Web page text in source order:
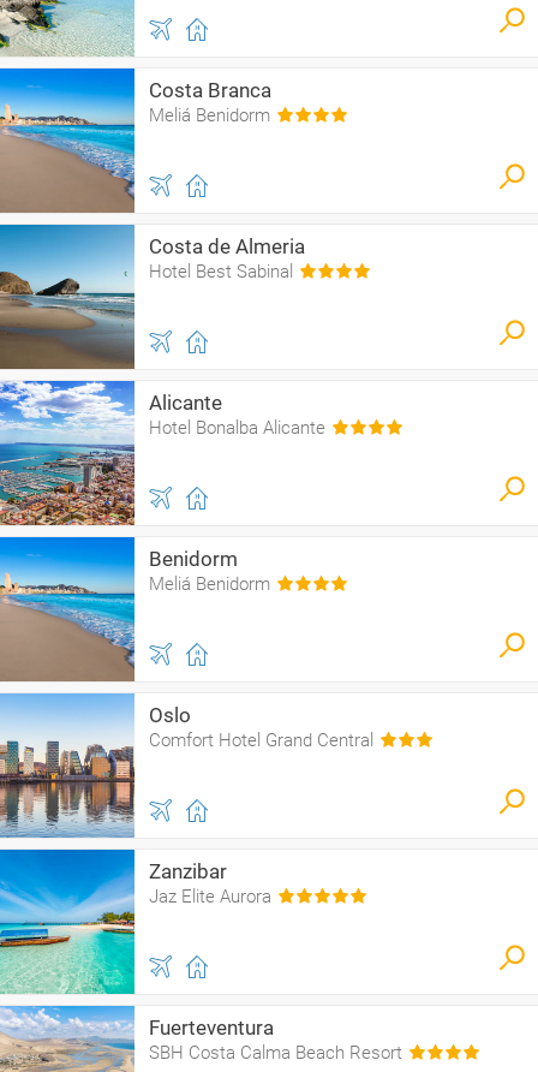
Costa Branca
Meliá Benidorm
Costa de Almeria
Hotel Best Sabinal
Alicante
Hotel Bonalba Alicante
Benidorm
Meliá Benidorm
Oslo
Comfort Hotel Grand Central
Zanzibar
Jaz Elite Aurora
Fuerteventura
SBH Costa Calma Beach Resort